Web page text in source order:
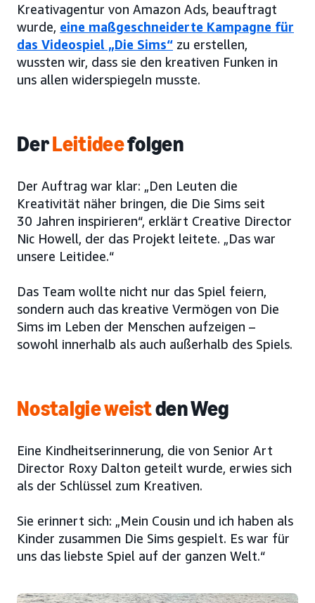
Kreativagentur von Amazon Ads, beauftragt
wurde, eine maßgeschneiderte Kampagne für
das Videospiel „Die Sims“ zu erstellen,
wussten wir, dass sie den kreativen Funken in
uns allen widerspiegeln musste.
DerLeitideefolgen
Der Auftrag war klar: „Den Leuten die
Kreativität näher bringen, die Die Sims seit
30 Jahren inspirieren“, erklärt Creative Director
Nic Howell, der das Projekt leitete. „Das war
unsere Leitidee.“
Das Team wollte nicht nur das Spiel feiern,
sondern auch das kreative Vermögen von Die
Sims im Leben der Menschen aufzeigen –
sowohl innerhalb als auch außerhalb des Spiels.
Nostalgie weistden Weg
Eine Kindheitserinnerung, die von Senior Art
Director Roxy Dalton geteilt wurde, erwies sich
als der Schlüssel zum Kreativen.
Sie erinnert sich: „Mein Cousin und ich haben als
Kinder zusammen Die Sims gespielt. Es war für
uns das liebste Spiel auf der ganzen Welt.“